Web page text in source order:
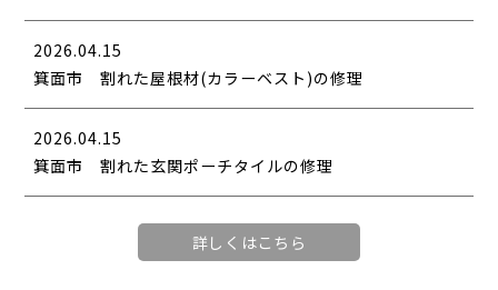
2026.04.15
箕面市 割れた屋根材(カラーベスト)の修理
2026.04.15
箕面市 割れた玄関ポーチタイルの修理
詳しくはこちら